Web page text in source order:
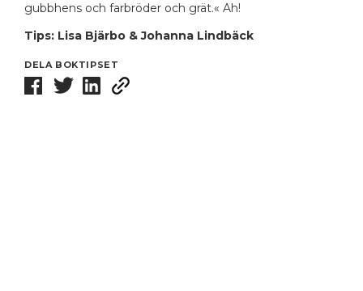
gubbhens och farbröder och grät.« Ah!
Tips: Lisa Bjärbo & Johanna Lindbäck
DELA BOKTIPSET